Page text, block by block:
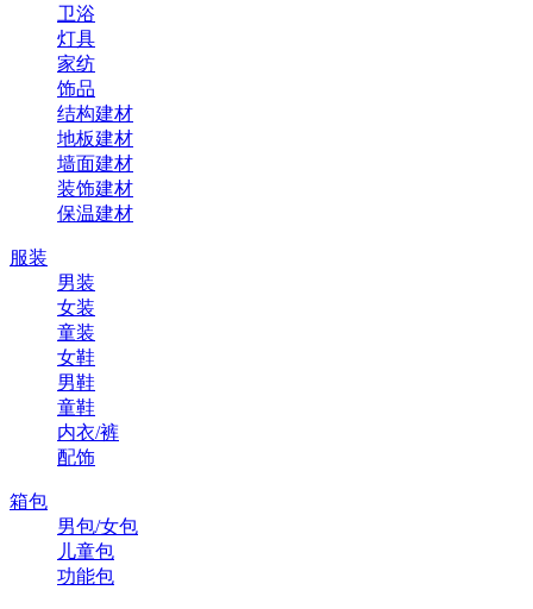
卫浴
灯具
家纺
饰品
结构建材
地板建材
墙面建材
装饰建材
保温建材
服装
男装
女装
童装
女鞋
男鞋
童鞋
内衣/裤
配饰
箱包
男包/女包
儿童包
功能包